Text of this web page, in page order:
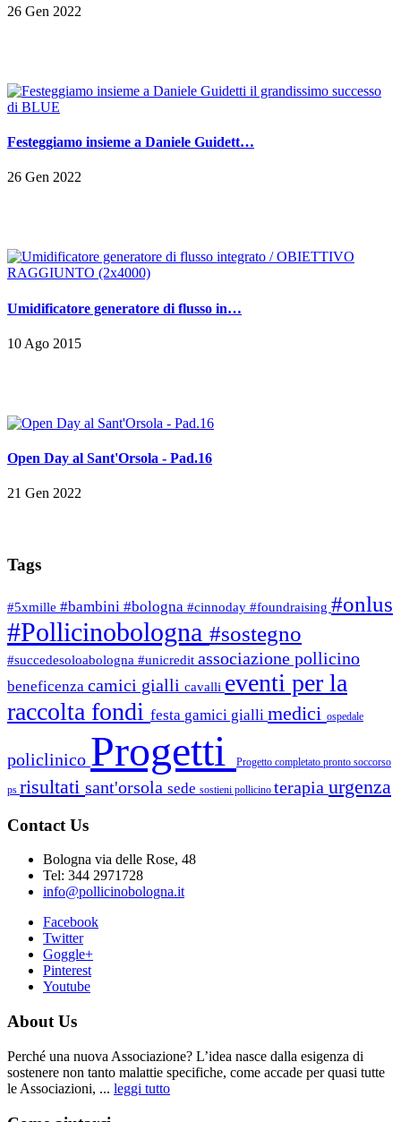
26 Gen 2022
Festeggiamo insieme a Daniele Guidett…
26 Gen 2022
Umidificatore generatore di flusso in…
10 Ago 2015
Open Day al Sant'Orsola - Pad.16
21 Gen 2022
Tags
#5xmille #bambini #bologna #cinnoday #foundraising #onlus
#Pollicinobologna #sostegno
#succedesoloabologna #unicredit associazione pollicino
beneficenza camici gialli cavalli eventi per la
raccolta fondi festa gamici gialli medici ospedale
policlinico Progetti Progetto completato pronto soccorso
ps risultati sant'orsola sede sostieni pollicino terapia urgenza
Contact Us
Bologna via delle Rose, 48
Tel: 344 2971728
info@pollicinobologna.it
Facebook
Twitter
Goggle+
Pinterest
Youtube
About Us
Perché una nuova Associazione? L’idea nasce dalla esigenza di
sostenere non tanto malattie specifiche, come accade per quasi tutte
le Associazioni, ... leggi tutto